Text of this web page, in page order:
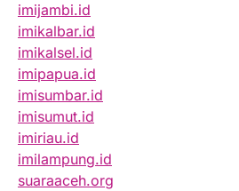
imijambi.id
imikalbar.id
imikalsel.id
imipapua.id
imisumbar.id
imisumut.id
imiriau.id
imilampung.id
suaraaceh.org